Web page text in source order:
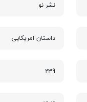
نشر نو
داستان امریکایی
239